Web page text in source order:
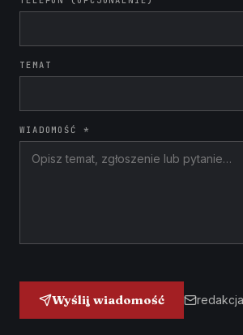
TEMAT
WIADOMOŚĆ *
Wyślij wiadomość